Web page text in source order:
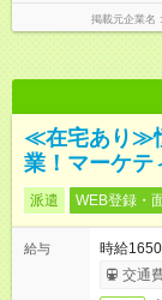
掲載元企業名
≪在宅あり≫
業！マーケテ
派遣 WEB登録・
給与
時給
交通